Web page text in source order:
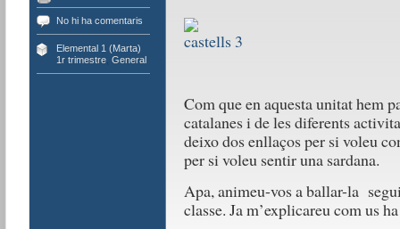
No hi ha comentaris
Elemental 1 (Marta)
1r trimestre, General
Com que en aquesta unitat hem
catalanes i de les diferents
deixo dos enllaços per si voleu
per si voleu sentir una sardana.
Apa, animeu-vos a ballar-la
classe. Ja m’explicareu com us